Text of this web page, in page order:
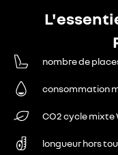
nombre de
consommation
CO2 cycle mixte
longueur hors